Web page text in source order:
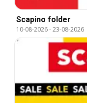
Scapino folder
10-08-2026-23-08-2026